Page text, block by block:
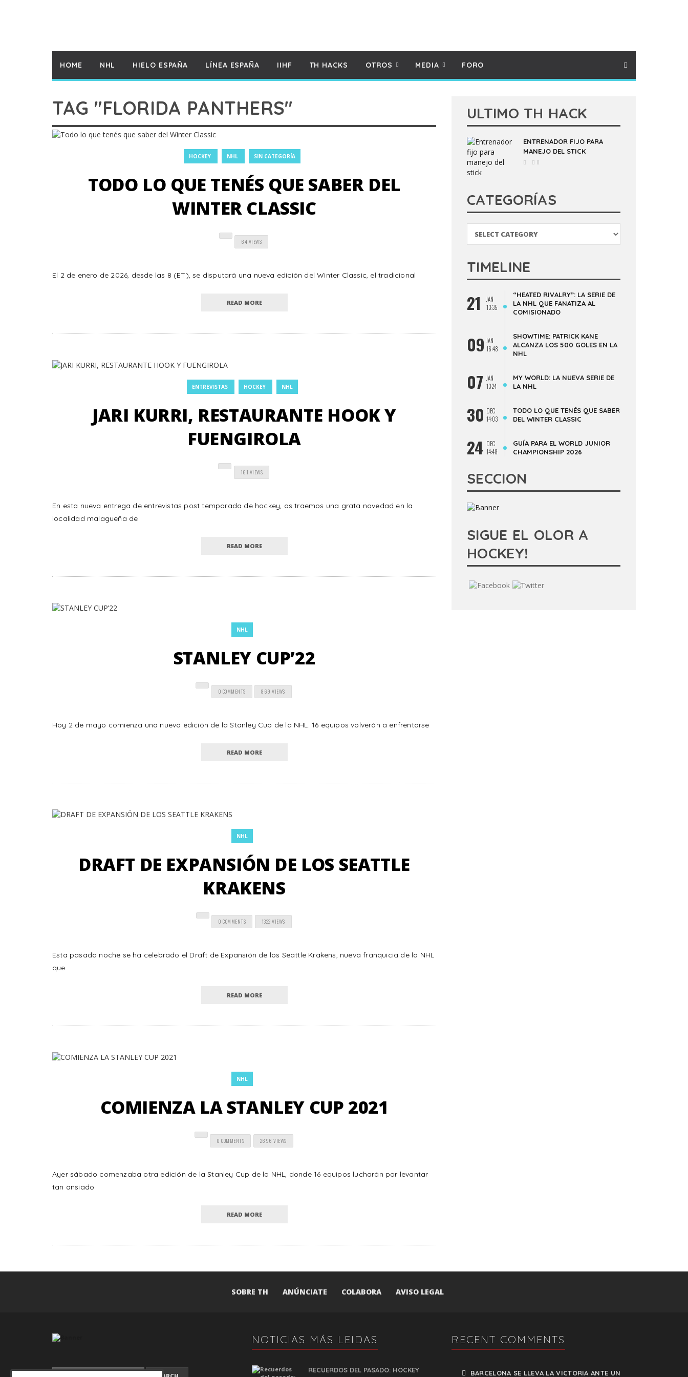
HOME NHL HIELO ESPAÑA LÍNEA ESPAÑA IIHF TH HACKS OTROS MEDIA FORO
TAG "FLORIDA PANTHERS"
HOCKEY NHL SIN CATEGORÍA
TODO LO QUE TENÉS QUE SABER DEL
WINTER CLASSIC
64 VIEWS
El 2 de enero de 2026, desde las 8 (ET), se disputará una nueva edición del Winter Classic, el tradicional
READ MORE
ENTREVISTAS HOCKEY NHL
JARI KURRI, RESTAURANTE HOOK Y
FUENGIROLA
161 VIEWS
En esta nueva entrega de entrevistas post temporada de hockey, os traemos una grata novedad en la
localidad malagueña de
READ MORE
NHL
STANLEY CUP’22
0 COMMENTS 869 VIEWS
Hoy 2 de mayo comienza una nueva edición de la Stanley Cup de la NHL. 16 equipos volverán a enfrentarse
READ MORE
NHL
DRAFT DE EXPANSIÓN DE LOS SEATTLE
KRAKENS
0 COMMENTS 1322 VIEWS
Esta pasada noche se ha celebrado el Draft de Expansión de los Seattle Krakens, nueva franquicia de la NHL
que
READ MORE
NHL
COMIENZA LA STANLEY CUP 2021
0 COMMENTS 2696 VIEWS
Ayer sábado comenzaba otra edición de la Stanley Cup de la NHL, donde 16 equipos lucharán por levantar
tan ansiado
READ MORE
ULTIMO TH HACK
ENTRENADOR FIJO PARA
MANEJO DEL STICK
0
CATEGORÍAS
TIMELINE
21
JAN
13:35
“HEATED RIVALRY”: LA SERIE DE
LA NHL QUE FANATIZA AL
COMISIONADO
09 JAN
16:48
SHOWTIME: PATRICK KANE
ALCANZA LOS 500 GOLES EN LA
NHL
07 JAN
13:24
MY WORLD: LA NUEVA SERIE DE
LA NHL
30 DEC
14:03
TODO LO QUE TENÉS QUE SABER
DEL WINTER CLASSIC
24 DEC
14:48
GUÍA PARA EL WORLD JUNIOR
CHAMPIONSHIP 2026
SECCION
SIGUE EL OLOR A
HOCKEY!
SOBRE TH ANÚNCIATE COLABORA AVISO LEGAL
SEARCH FOR:
NOTICIAS MÁS LEIDAS
RECUERDOS DEL PASADO: HOCKEY
RECENT COMMENTS
BARCELONA SE LLEVA LA VICTORIA ANTE UN